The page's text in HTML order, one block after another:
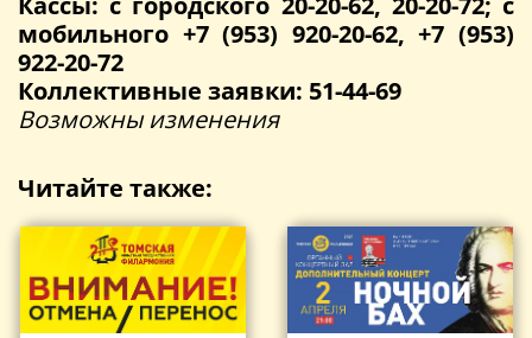
мобильного +7 (953) 920-20-62, +7 (953)
922-20-72
Коллективные заявки: 51-44-69
Возможны изменения
Читайте также: